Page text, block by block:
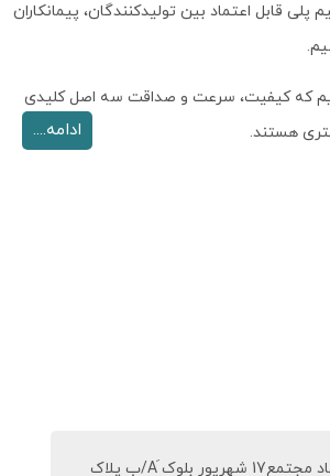
قابل اعتماد بین تولیدکنندگان، پیمانکاران
که کیفیت، سرعت و صداقت سه اصل کلیدی
هستند.
ادامه....
تهران - شاد اباد مجتمع17 شهریور بلوک َA/ب پلاک